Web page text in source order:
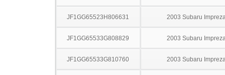
JF1GG65523H806631 2003 Subaru
JF1GG65533G808829 2003 Subaru
JF1GG65533G810760 2003 Subaru